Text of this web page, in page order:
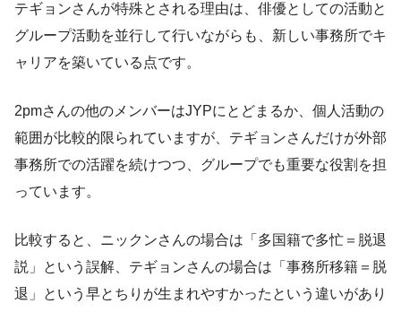
テギョンさんが特殊とされる理由は、俳優としての活動と
グループ活動を並行して行いながらも、新しい事務所でキ
ャリアを築いている点です。
2pmさんの他のメンバーはJYPにとどまるか、個人活動の
範囲が比較的限られていますが、テギョンさんだけが外部
事務所での活躍を続けつつ、グループでも重要な役割を担
っています。
比較すると、ニックンさんの場合は「多国籍で多忙＝脱退
説」という誤解、テギョンさんの場合は「事務所移籍＝脱
退」という早とちりが生まれやすかったという違いがあり